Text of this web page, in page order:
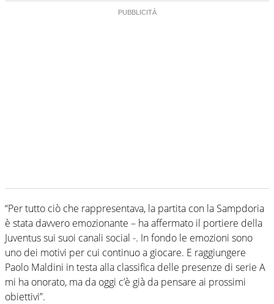
“Per tutto ciò che rappresentava, la partita con la Sampdoria
è stata davvero emozionante – ha affermato il portiere della
Juventus sui suoi canali social -. In fondo le emozioni sono
uno dei motivi per cui continuo a giocare. E raggiungere
Paolo Maldini in testa alla classifica delle presenze di serie A
mi ha onorato, ma da oggi c’è già da pensare ai prossimi
obiettivi”.